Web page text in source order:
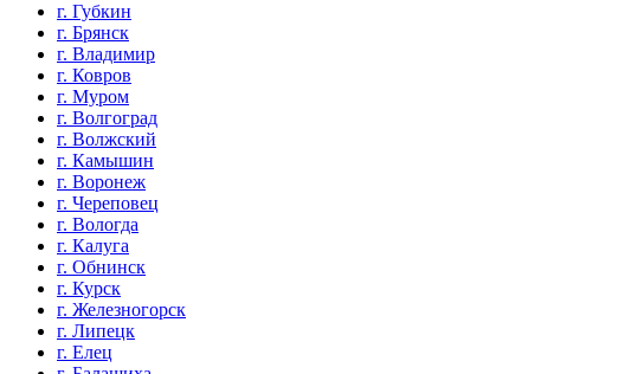
г. Губкин
г. Брянск
г. Владимир
г. Ковров
г. Муром
г. Волгоград
г. Волжский
г. Камышин
г. Воронеж
г. Череповец
г. Вологда
г. Калуга
г. Обнинск
г. Курск
г. Железногорск
г. Липецк
г. Елец